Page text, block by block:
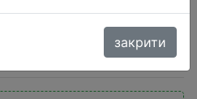
закрити